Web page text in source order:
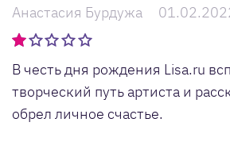
Анастасия Бурдужа
В честь дня рождения Lisa.ru
творческий путь артиста и
обрел личное счастье.